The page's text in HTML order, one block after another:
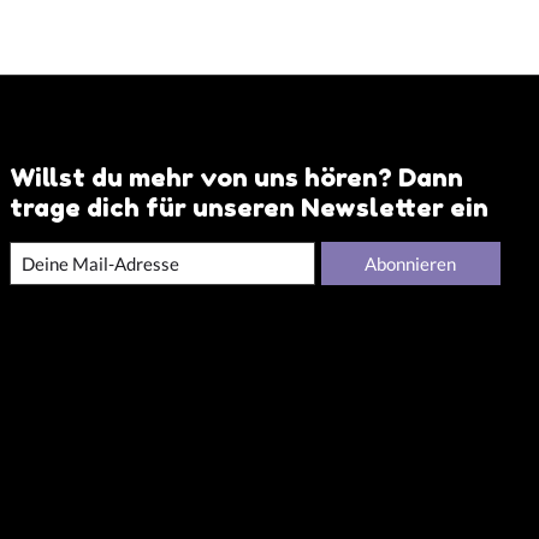
Willst du mehr von uns hören? Dann
trage dich für unseren Newsletter ein
Abonnieren